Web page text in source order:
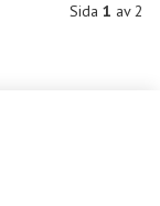
Sida 1 av 2